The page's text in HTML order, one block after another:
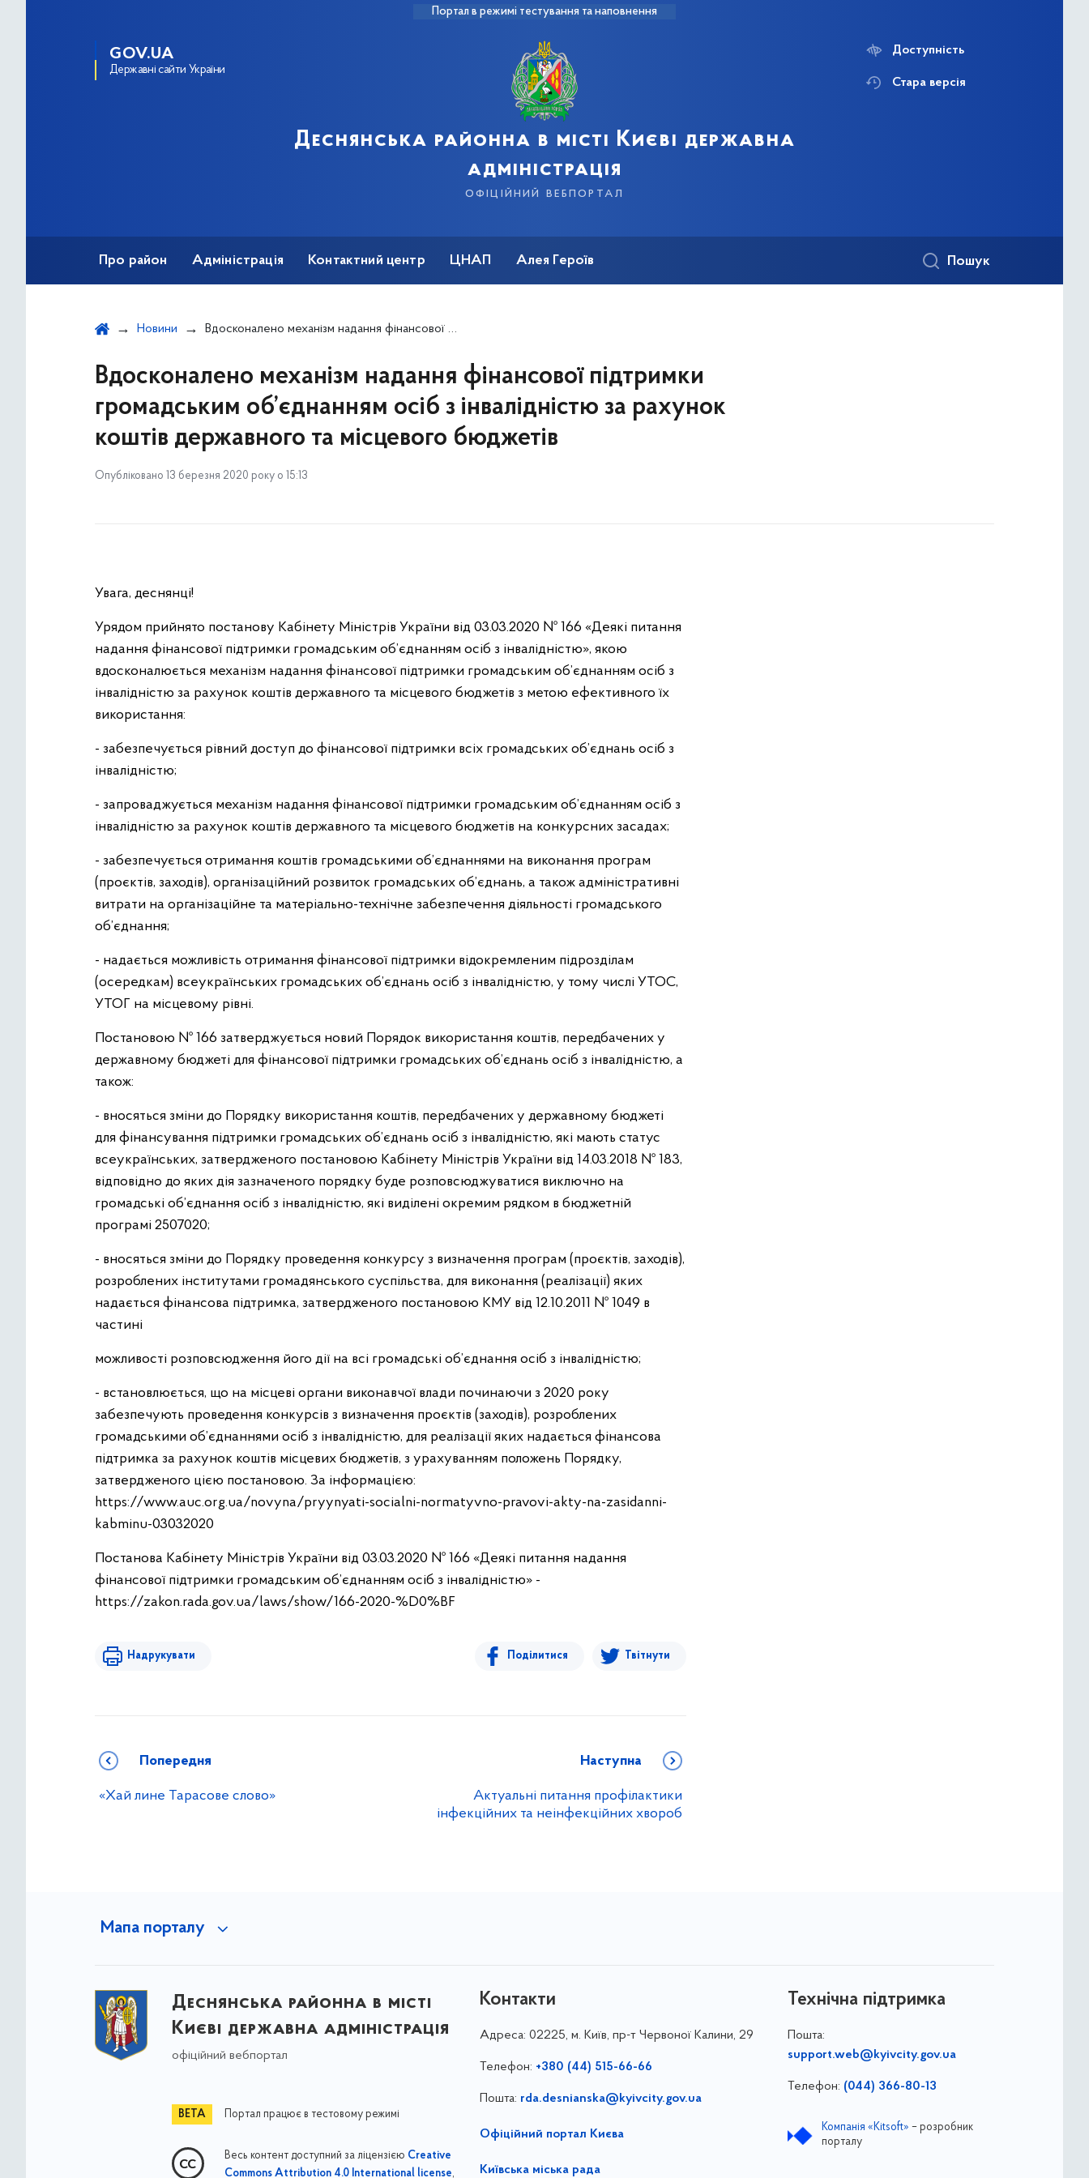
Портал в режимі тестування та наповнення
GOV.UA
Державні сайти України
Деснянська районна в місті Києві державна
адміністрація
офіційний вебпортал
Доступність
Стара версія
Про район Адміністрація Контактний центр ЦНАП Алея Героїв Пошук
Новини Вдосконалено механізм надання фінансової підтримки громадським об’єднанням осіб з інвалідністю за рахунок коштів державного та місцевого бюджетів
Вдосконалено механізм надання фінансової підтримки
громадським об’єднанням осіб з інвалідністю за рахунок
коштів державного та місцевого бюджетів
Опубліковано 13 березня 2020 року о 15:13
Увага, деснянці!
Урядом прийнято постанову Кабінету Міністрів України від 03.03.2020 № 166 «Деякі питання
надання фінансової підтримки громадським об’єднанням осіб з інвалідністю», якою
вдосконалюється механізм надання фінансової підтримки громадським об’єднанням осіб з
інвалідністю за рахунок коштів державного та місцевого бюджетів з метою ефективного їх
використання:
- забезпечується рівний доступ до фінансової підтримки всіх громадських об’єднань осіб з
інвалідністю;
- запроваджується механізм надання фінансової підтримки громадським об’єднанням осіб з
інвалідністю за рахунок коштів державного та місцевого бюджетів на конкурсних засадах;
- забезпечується отримання коштів громадськими об’єднаннями на виконання програм
(проєктів, заходів), організаційний розвиток громадських об’єднань, а також адміністративні
витрати на організаційне та матеріально-технічне забезпечення діяльності громадського
об’єднання;
- надається можливість отримання фінансової підтримки відокремленим підрозділам
(осередкам) всеукраїнських громадських об’єднань осіб з інвалідністю, у тому числі УТОС,
УТОГ на місцевому рівні.
Постановою № 166 затверджується новий Порядок використання коштів, передбачених у
державному бюджеті для фінансової підтримки громадських об’єднань осіб з інвалідністю, а
також:
- вносяться зміни до Порядку використання коштів, передбачених у державному бюджеті
для фінансування підтримки громадських об’єднань осіб з інвалідністю, які мають статус
всеукраїнських, затвердженого постановою Кабінету Міністрів України від 14.03.2018 № 183,
відповідно до яких дія зазначеного порядку буде розповсюджуватися виключно на
громадські об’єднання осіб з інвалідністю, які виділені окремим рядком в бюджетній
програмі 2507020;
- вносяться зміни до Порядку проведення конкурсу з визначення програм (проєктів, заходів),
розроблених інститутами громадянського суспільства, для виконання (реалізації) яких
надається фінансова підтримка, затвердженого постановою КМУ від 12.10.2011 № 1049 в
частині
можливості розповсюдження його дії на всі громадські об’єднання осіб з інвалідністю;
- встановлюється, що на місцеві органи виконавчої влади починаючи з 2020 року
забезпечують проведення конкурсів з визначення проєктів (заходів), розроблених
громадськими об’єднаннями осіб з інвалідністю, для реалізації яких надається фінансова
підтримка за рахунок коштів місцевих бюджетів, з урахуванням положень Порядку,
затвердженого цією постановою. За інформацією:
https://www.auc.org.ua/novyna/pryynyati-socialni-normatyvno-pravovi-akty-na-zasidanni-
kabminu-03032020
Постанова Кабінету Міністрів України від 03.03.2020 № 166 «Деякі питання надання
фінансової підтримки громадським об’єднанням осіб з інвалідністю» -
https://zakon.rada.gov.ua/laws/show/166-2020-%D0%BF
Надрукувати Поділитися Твітнути
Попередня
«Хай лине Тарасове слово»
Наступна
Актуальні питання профілактики
інфекційних та неінфекційних хвороб
Мапа порталу
Деснянська районна в місті
Києві державна адміністрація
офіційний вебпортал
Портал працює в тестовому режимі
Весь контент доступний за ліцензією Creative
Commons Attribution 4.0 International license,
Контакти
Адреса: 02225, м. Київ, пр-т Червоної Калини, 29
Телефон: +380 (44) 515-66-66
Пошта: rda.desnianska@kyivcity.gov.ua
Офіційний портал Києва
Київська міська рада
Технічна підтримка
Пошта:
support.web@kyivcity.gov.ua
Телефон: (044) 366-80-13
Компанія «Kitsoft» – розробник
порталу